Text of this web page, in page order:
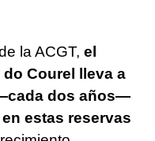
la ACGT, el
Courel lleva a
dos años—
estas reservas